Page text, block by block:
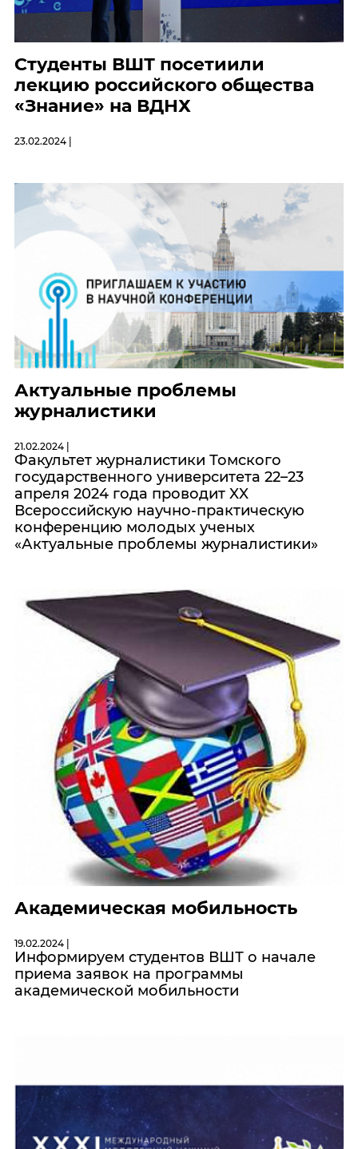
Студенты ВШТ посетиили
лекцию российского общества
«Знание» на ВДНХ
23.02.2024 |
Актуальные проблемы
журналистики
21.02.2024 |
Факультет журналистики Томского
государственного университета 22–23
апреля 2024 года проводит XX
Всероссийскую научно-практическую
конференцию молодых ученых
«Актуальные проблемы журналистики»
Академическая мобильность
19.02.2024 |
Информируем студентов ВШТ о начале
приема заявок на программы
академической мобильности